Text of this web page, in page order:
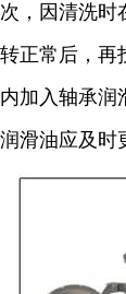
次，因清洗时
转正常后，再
内加入轴承润
润滑油应及时